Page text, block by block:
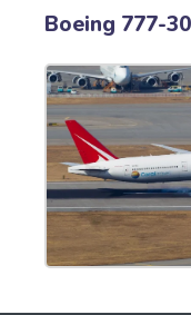
Boeing 777-